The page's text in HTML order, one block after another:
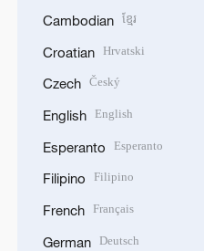
Cambodian ខ្មែរ
Croatian Hrvatski
Czech Český
English English
Esperanto Esperanto
Filipino Filipino
French Français
German Deutsch